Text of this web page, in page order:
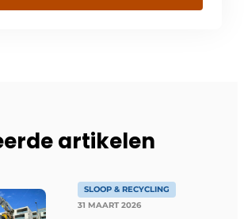
artikelen
SLOOP & RECYCLING
31 MAART 2026